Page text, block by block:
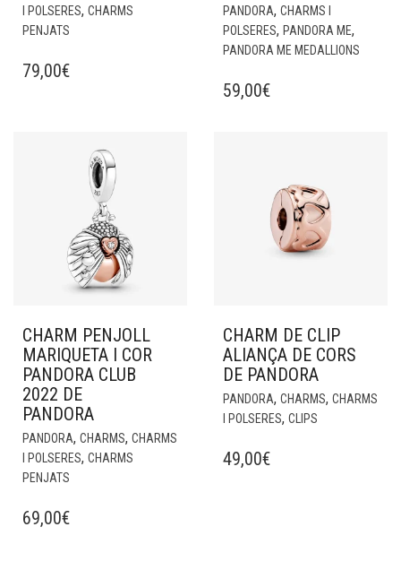
I POLSERES, CHARMS
PENJATS
79,00€
PANDORA, CHARMS I
POLSERES, PANDORA ME,
PANDORA ME MEDALLIONS
59,00€
CHARM PENJOLL
MARIQUETA I COR
PANDORA CLUB
2022 DE
PANDORA
PANDORA, CHARMS, CHARMS
I POLSERES, CHARMS
PENJATS
69,00€
CHARM DE CLIP
ALIANÇA DE CORS
DE PANDORA
PANDORA, CHARMS, CHARMS
I POLSERES, CLIPS
49,00€